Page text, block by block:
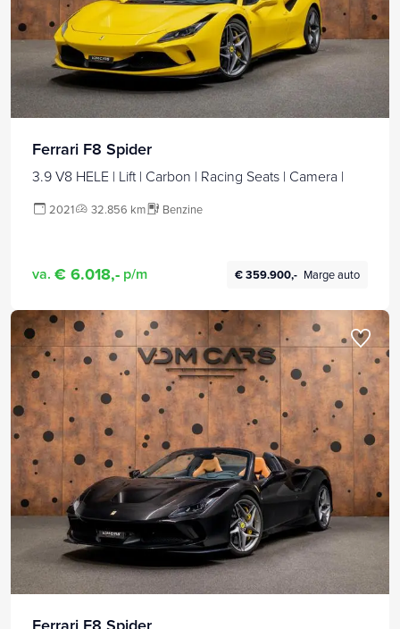
Ferrari F8 Spider
3.9 V8 HELE | Lift | Carbon | Racing Seats | Camera |
2021 32.856 km Benzine
va. € 6.018,- p/m € 359.900,- Marge auto